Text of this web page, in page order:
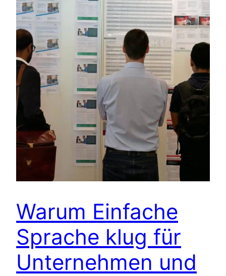
Warum Einfache
Sprache klug für
Unternehmen und